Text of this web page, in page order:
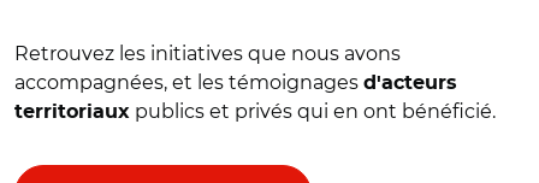
Retrouvez les initiatives que nous avons
accompagnées, et les témoignages d'acteurs
territoriaux publics et privés qui en ont bénéficié.